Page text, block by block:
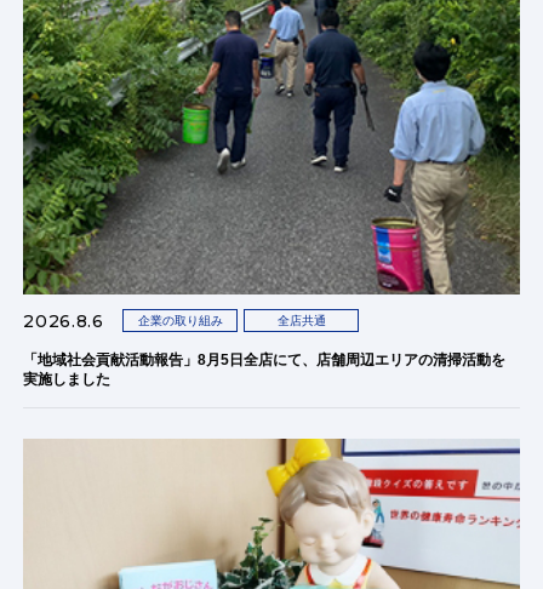
2026.8.6 企業の取り組み 全店共通
「地域社会貢献活動報告」8月5日全店にて、店舗周辺エリアの清掃活動を
実施しました